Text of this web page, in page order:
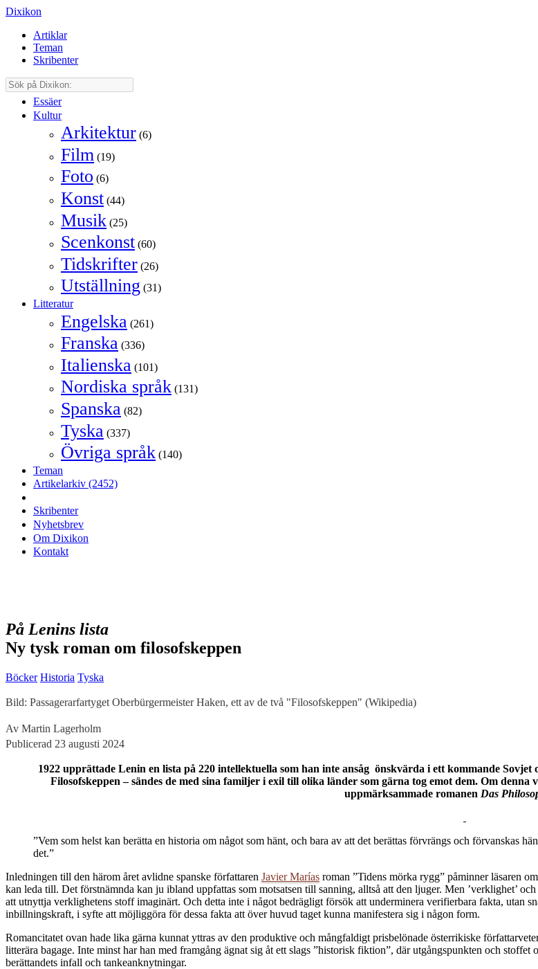
Dixikon
Artiklar
Teman
Skribenter
Essäer
Kultur
Arkitektur (6)
Film (19)
Foto (6)
Konst (44)
Musik (25)
Scenkonst (60)
Tidskrifter (26)
Utställning (31)
Litteratur
Engelska (261)
Franska (336)
Italienska (101)
Nordiska språk (131)
Spanska (82)
Tyska (337)
Övriga språk (140)
Teman
Artikelarkiv (2452)
Skribenter
Nyhetsbrev
Om Dixikon
Kontakt
På Lenins lista
Ny tysk roman om filosofskeppen
Böcker Historia Tyska
Bild: Passagerarfartyget Oberbürgermeister Haken, ett av de två "Filosofskeppen" (Wikipedia)
Av Martin Lagerholm
Publicerad 23 augusti 2024
1922 upprättade Lenin en lista på 220 intellektuella som han inte ansåg önskvärda i ett kommande
Filosofskeppen – sändes de med sina familjer i exil till olika länder som gärna tog emot dem. Om
uppmärksammade romanen Das
”Vem som helst kan berätta en historia om något som hänt, och bara av att det berättas förvrängs och förvanskas
det.”
Inledningen till den härom året avlidne spanske författaren Javier Marías roman ”Tidens mörka rygg” påminner läsaren
kan leda till. Det förstnämnda kan ju ibland uppfattas som motsatsen till sanning, alltså att den ljuger. Men ’verklighet’
att utnyttja verklighetens stoff imaginärt. Och detta inte i något bedrägligt försök att underminera verifierbara fakta, utan
inbillningskraft, i syfte att möjliggöra för dessa fakta att över huvud taget kunna manifestera sig i någon form.
Romancitatet ovan hade lika gärna kunnat yttras av den produktive och mångfaldigt prisbelönade österrikiske
litterära bagage. Inte minst har han med framgång ägnat sig åt ett slags ”historisk fiktion”, där utgångspunkten och
berättandets infall och tankeanknytningar.